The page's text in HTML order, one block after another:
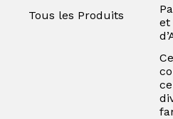
Tous les Produits
et